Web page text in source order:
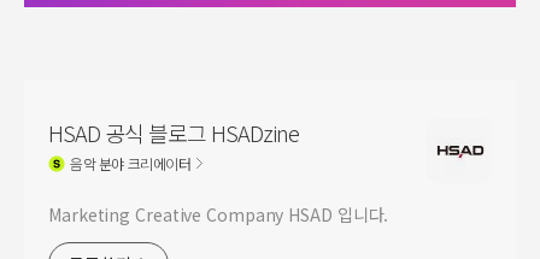
HSAD 공식 블로그 HSADzine
음악분야 크리에이터
Marketing Creative Company HSAD 입니다.